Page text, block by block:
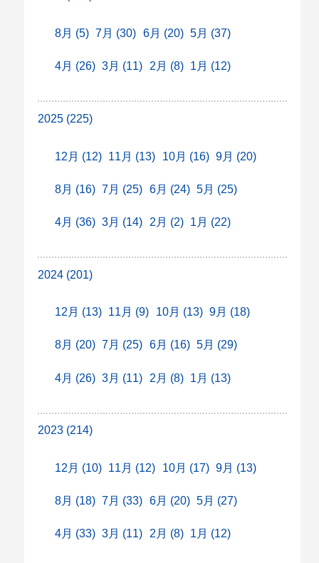
8月 (5) 7月 (30) 6月 (20) 5月 (37)
4月 (26) 3月 (11) 2月 (8) 1月 (12)
2025 (225)
12月 (12) 11月 (13) 10月 (16) 9月 (20)
8月 (16) 7月 (25) 6月 (24) 5月 (25)
4月 (36) 3月 (14) 2月 (2) 1月 (22)
2024 (201)
12月 (13) 11月 (9) 10月 (13) 9月 (18)
8月 (20) 7月 (25) 6月 (16) 5月 (29)
4月 (26) 3月 (11) 2月 (8) 1月 (13)
2023 (214)
12月 (10) 11月 (12) 10月 (17) 9月 (13)
8月 (18) 7月 (33) 6月 (20) 5月 (27)
4月 (33) 3月 (11) 2月 (8) 1月 (12)